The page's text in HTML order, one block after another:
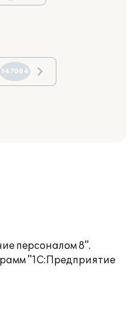
147084
персоналом 8".
"1С:Предприятие